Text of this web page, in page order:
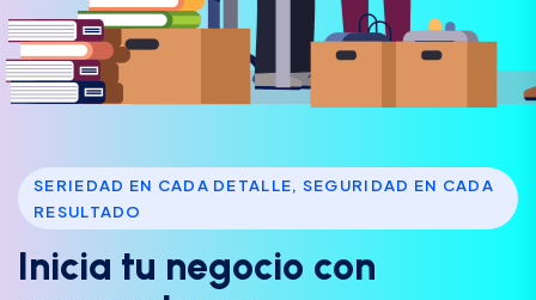
SERIEDAD EN CADA DETALLE, SEGURIDAD EN CADA
RESULTADO
Inicia tu negocio con